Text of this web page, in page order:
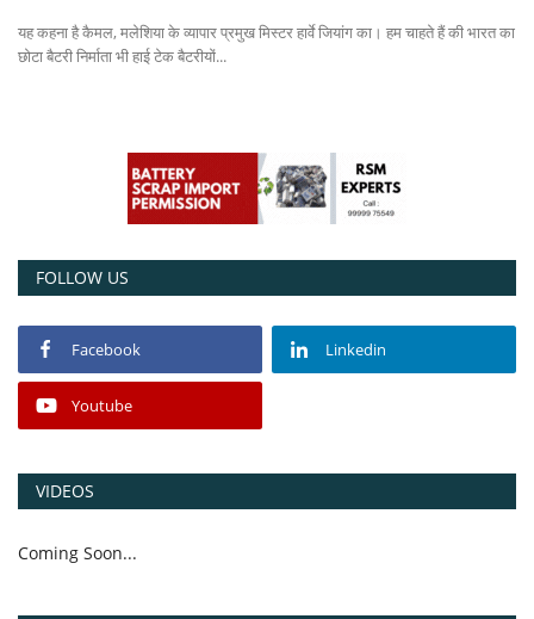
Power ON
Consult FREE
यह कहना है कैमल, मलेशिया के व्यापार प्रमुख मिस्टर हार्वे जियांग का। हम चाहते हैं की भारत का
छोटा बैटरी निर्माता भी हाई टेक बैटरीयों...
FOLLOW US
Facebook Linkedin
Youtube
VIDEOS
Coming Soon...